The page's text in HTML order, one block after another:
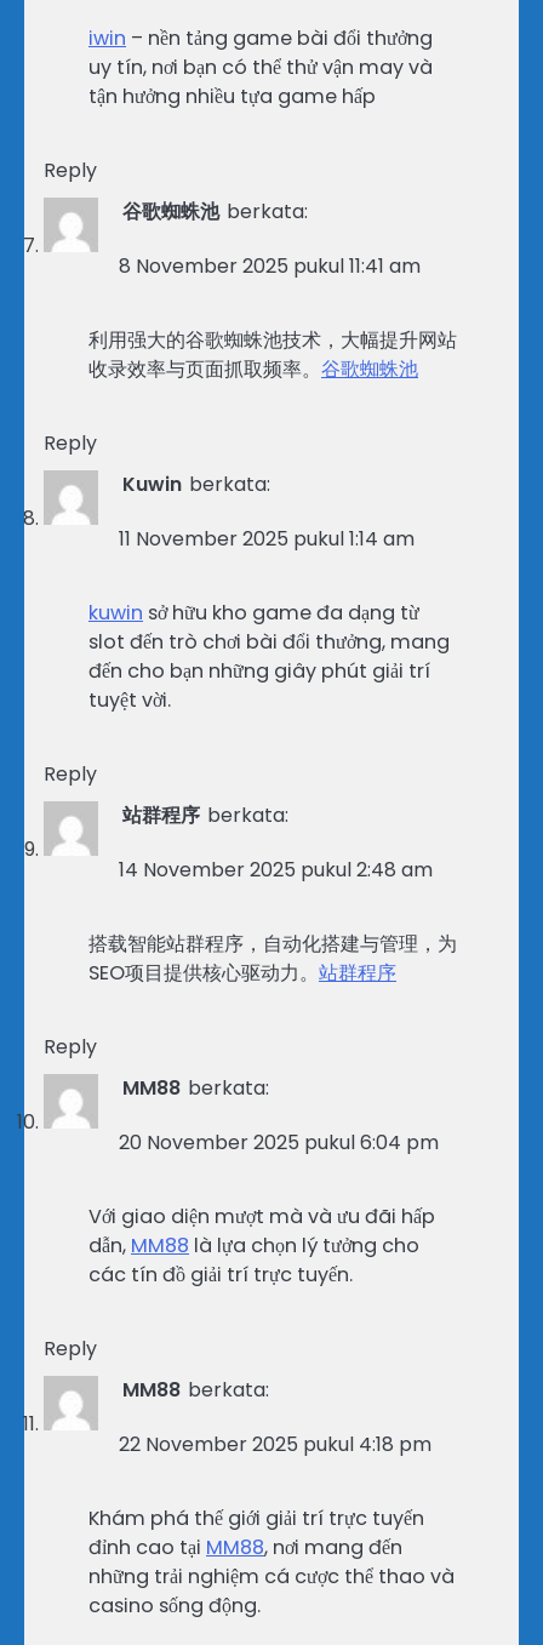
iwin – nền tảng game bài đổi thưởng
uy tín, nơi bạn có thể thử vận may và
tận hưởng nhiều tựa game hấp
Reply
谷歌蜘蛛池 berkata:
8 November 2025 pukul 11:41 am
利用强大的谷歌蜘蛛池技术，大幅提升网站
收录效率与页面抓取频率。 谷歌蜘蛛池
Reply
Kuwin berkata:
11 November 2025 pukul 1:14 am
kuwin sở hữu kho game đa dạng từ
slot đến trò chơi bài đổi thưởng, mang
đến cho bạn những giây phút giải trí
tuyệt vời.
Reply
站群程序 berkata:
14 November 2025 pukul 2:48 am
搭载智能站群程序，自动化搭建与管理，为
SEO项目提供核心驱动力。 站群程序
Reply
MM88 berkata:
20 November 2025 pukul 6:04 pm
Với giao diện mượt mà và ưu đãi hấp
dẫn, MM88 là lựa chọn lý tưởng cho
các tín đồ giải trí trực tuyến.
Reply
MM88 berkata:
22 November 2025 pukul 4:18 pm
Khám phá thế giới giải trí trực tuyến
đỉnh cao tại MM88, nơi mang đến
những trải nghiệm cá cược thể thao và
casino sống động.